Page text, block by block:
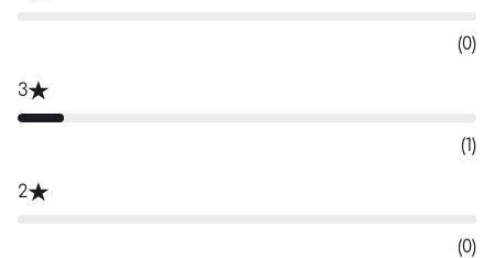
(0)
3
(1)
2
(0)
приймаєте умови